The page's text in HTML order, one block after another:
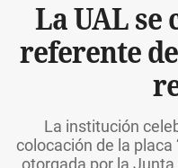
La UAL se
referente
La institución
colocación de la placa
otorgada por la Junta